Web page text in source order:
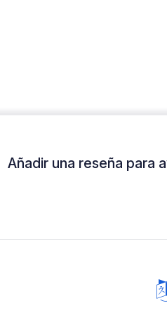
Añadir una reseña para